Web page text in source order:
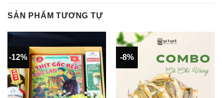
SẢN PHẨM TƯƠNG TỰ
-12% -8%